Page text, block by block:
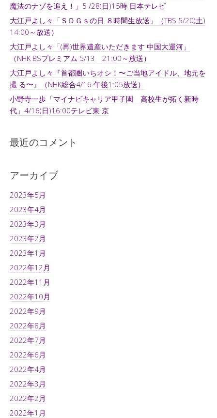
魔法のナゾを追え！」5 /28(日)15時 日本テレビ
大江戸よし々「ＳＤＧｓの日 ８時間生放送」（TBS 5/20(土)
14:00～放送）
大江戸よし々「(再)世界遺産いただきます 中国大運河」
（NHK BSプレミアム 5/13 21:00～放送）
大江戸よし々『首都圏いちオシ！〜ご当地アイドル、地元を
撮 る〜』（NHK総合4/16 午後1:05放送）
小野寺一歩「マイナビキャリア甲子園 高校生が拓く新時
代」4/16(日)16:00テレビ東 京
最近のコメント
アーカイブ
2023年5月
2023年4月
2023年3月
2023年2月
2023年1月
2022年12月
2022年11月
2022年10月
2022年9月
2022年8月
2022年7月
2022年6月
2022年4月
2022年3月
2022年2月
2022年1月